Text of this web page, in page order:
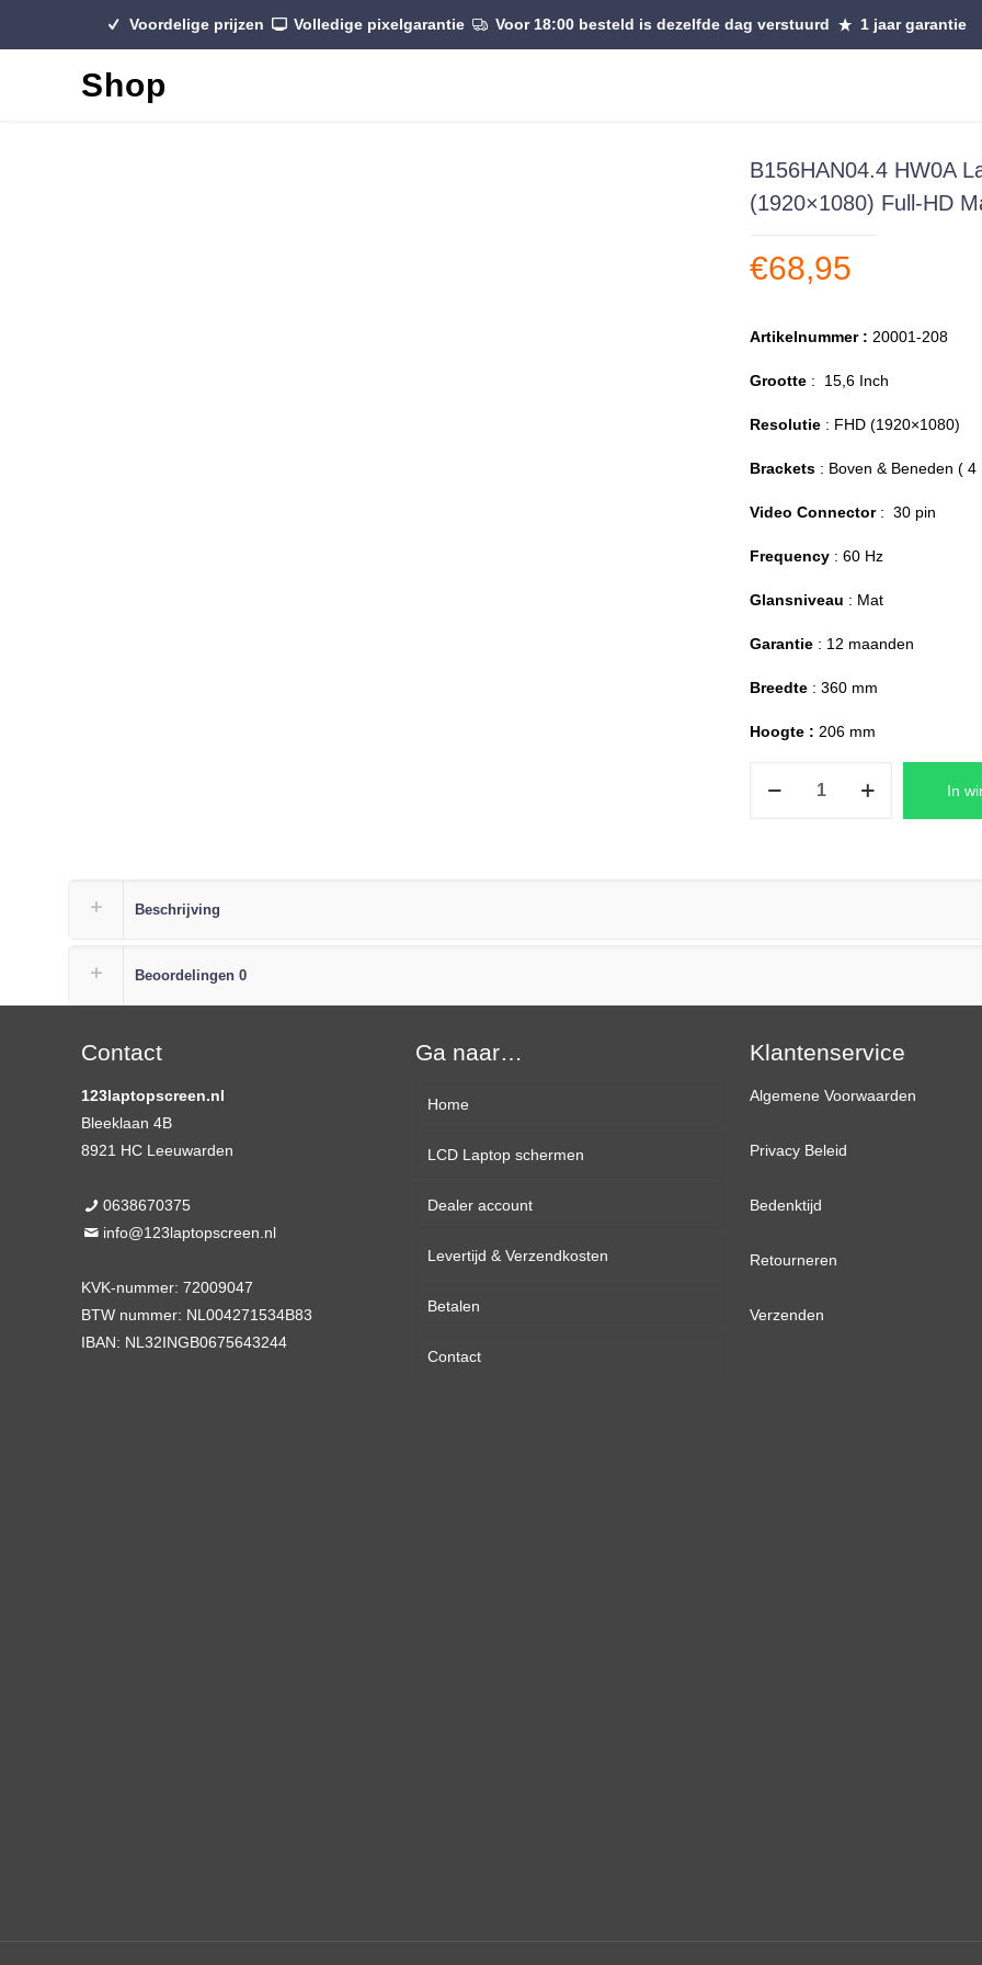
Voordelige prijzen Volledige pixelgarantie Voor 18:00 besteld is dezelfde dag verstuurd 1 jaar garantie
Shop
B156HAN04.4 HW0A
(1920×1080) Full-HD
€68,95
Artikelnummer : 20001-208
Grootte : 15,6 Inch
Resolutie : FHD (1920×1080)
Brackets : Boven & Beneden (
Video Connector: 30 pin
Frequency : 60 Hz
Glansniveau : Mat
Garantie : 12 maanden
Breedte : 360 mm
Hoogte : 206 mm
aantal
In
Beschrijving
Beoordelingen 0
Contact
123laptopscreen.nl
Bleeklaan 4B
8921 HC Leeuwarden
0638670375
info@123laptopscreen.nl
KVK-nummer: 72009047
BTW nummer: NL004271534B83
IBAN: NL32INGB0675643244
Ga naar…
Home
LCD Laptop schermen
13,3 inch
14,0 inch
15,6 inch
17,3 inch
Dealer account
Levertijd & Verzendkosten
Betalen
Contact
Klantenservice
Algemene Voorwaarden
Privacy Beleid
Bedenktijd
Retourneren
Verzenden